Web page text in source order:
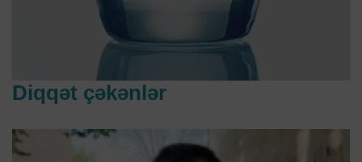
Diqqət çəkənlər